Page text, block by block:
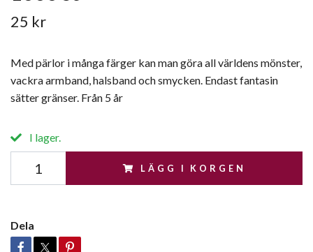
25 kr
Med pärlor i många färger kan man göra all världens mönster,
vackra armband, halsband och smycken. Endast fantasin
sätter gränser. Från 5 år
I lager.
LÄGG I KORGEN
Dela